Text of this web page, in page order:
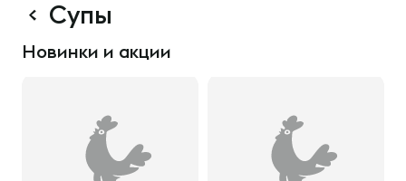
Cупы
Новинки и акции